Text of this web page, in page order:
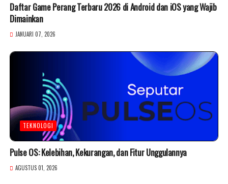
Daftar Game Perang Terbaru 2026 di Android dan iOS yang Wajib
Dimainkan
JANUARI 07, 2026
TEKNOLOGI
Pulse OS: Kelebihan, Kekurangan, dan Fitur Unggulannya
AGUSTUS 01, 2026